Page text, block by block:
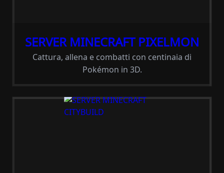
SERVER MINECRAFT PIXELMON
Cattura, allena e combatti con centinaia di
Pokémon in 3D.